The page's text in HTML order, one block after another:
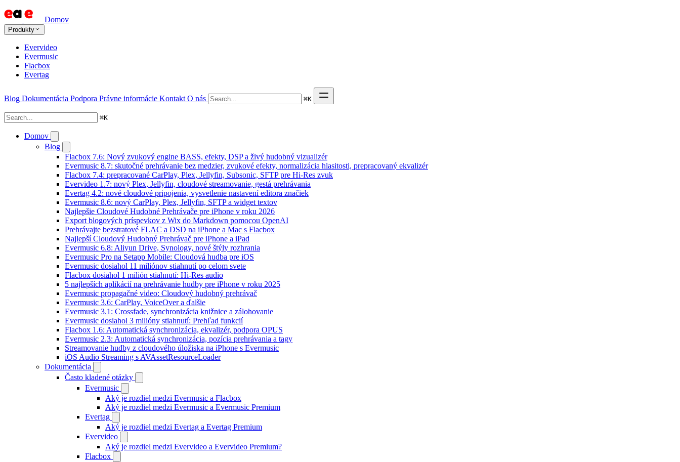
Domov
Produkty
Evervideo
Evermusic
Flacbox
Evertag
Blog Dokumentácia Podpora Právne informácie Kontakt O nás ⌘K
⌘K
Domov
Blog
Flacbox 7.6: Nový zvukový engine BASS, efekty, DSP a živý hudobný vizualizér
Evermusic 8.7: skutočné prehrávanie bez medzier, zvukové efekty, normalizácia hlasitosti, prepracovaný ekvalizér
Flacbox 7.4: prepracované CarPlay, Plex, Jellyfin, Subsonic, SFTP pre Hi-Res zvuk
Evervideo 1.7: nový Plex, Jellyfin, cloudové streamovanie, gestá prehrávania
Evertag 4.2: nové cloudové pripojenia, vysvetlenie nastavení editora značiek
Evermusic 8.6: nový CarPlay, Plex, Jellyfin, SFTP a widget textov
Najlepšie Cloudové Hudobné Prehrávače pre iPhone v roku 2026
Export blogových príspevkov z Wix do Markdown pomocou OpenAI
Prehrávajte bezstratové FLAC a DSD na iPhone a Mac s Flacbox
Najlepší Cloudový Hudobný Prehrávač pre iPhone a iPad
Evermusic 6.8: Aliyun Drive, Synology, nové štýly rozhrania
Evermusic Pro na Setapp Mobile: Cloudová hudba pre iOS
Evermusic dosiahol 11 miliónov stiahnutí po celom svete
Flacbox dosiahol 1 milión stiahnutí: Hi-Res audio
5 najlepších aplikácií na prehrávanie hudby pre iPhone v roku 2025
Evermusic propagačné video: Cloudový hudobný prehrávač
Evermusic 3.6: CarPlay, VoiceOver a ďalšie
Evermusic 3.1: Crossfade, synchronizácia knižnice a zálohovanie
Evermusic dosiahol 3 milióny stiahnutí: Prehľad funkcií
Flacbox 1.6: Automatická synchronizácia, ekvalizér, podpora OPUS
Evermusic 2.3: Automatická synchronizácia, pozícia prehrávania a tagy
Streamovanie hudby z cloudového úložiska na iPhone s Evermusic
iOS Audio Streaming s AVAssetResourceLoader
Dokumentácia
Často kladené otázky
Evermusic
Aký je rozdiel medzi Evermusic a Flacbox
Aký je rozdiel medzi Evermusic a Evermusic Premium
Evertag
Aký je rozdiel medzi Evertag a Evertag Premium
Evervideo
Aký je rozdiel medzi Evervideo a Evervideo Premium?
Flacbox